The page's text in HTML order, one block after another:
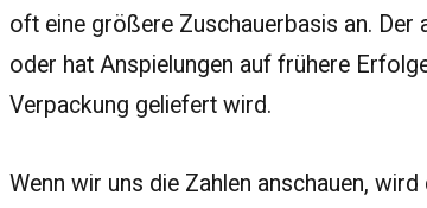
oft eine größere Zuschauerbasis an. Der
oder hat Anspielungen auf frühere
Verpackung geliefert wird.
Wenn wir uns die Zahlen anschauen,